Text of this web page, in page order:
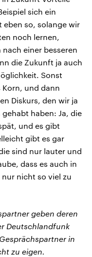
sich ein
eben so, solange wir
noch lernen,
einer besseren
die Zukunft ja auch
Sonst
und dann
Diskurs, den wir ja
haben: Ja, die
und es gibt
gibt es gar
sind nur lauter und
dass es auch in
nicht so viel zu
geben deren
Deutschlandfunk
in
zu eigen.